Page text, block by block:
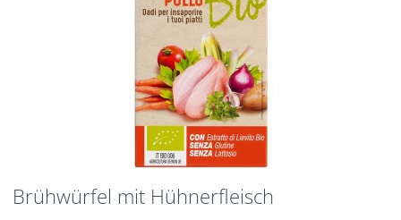
Brühwürfel mit Hühnerfleisch